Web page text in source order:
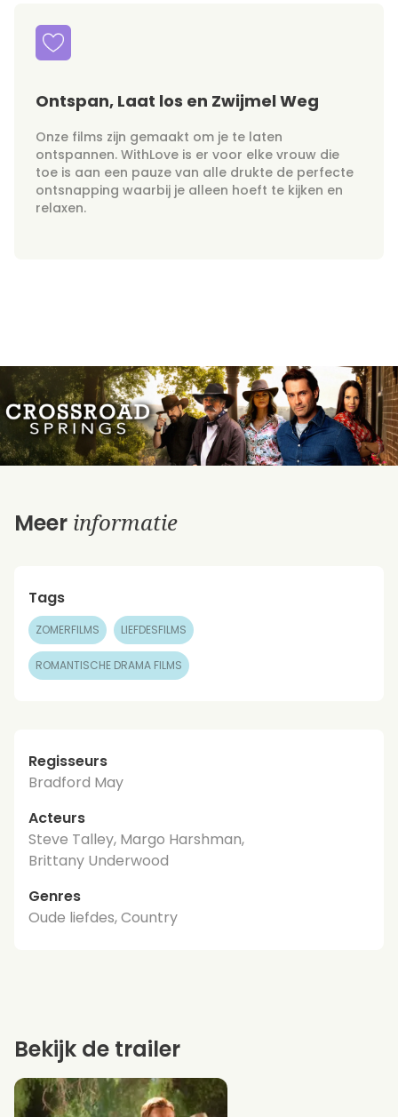
Ontspan, Laat los en Zwijmel Weg
Onze films zijn gemaakt om je te laten
ontspannen. WithLove is er voor elke vrouw die
toe is aan een pauze van alle drukte de perfecte
ontsnapping waarbij je alleen hoeft te kijken en
relaxen.
Meer informatie
Tags
ZOMERFILMS LIEFDESFILMS
ROMANTISCHE DRAMA FILMS
Regisseurs
Bradford May
Acteurs
Steve Talley, Margo Harshman,
Brittany Underwood
Genres
Oude liefdes, Country
Bekijk de trailer